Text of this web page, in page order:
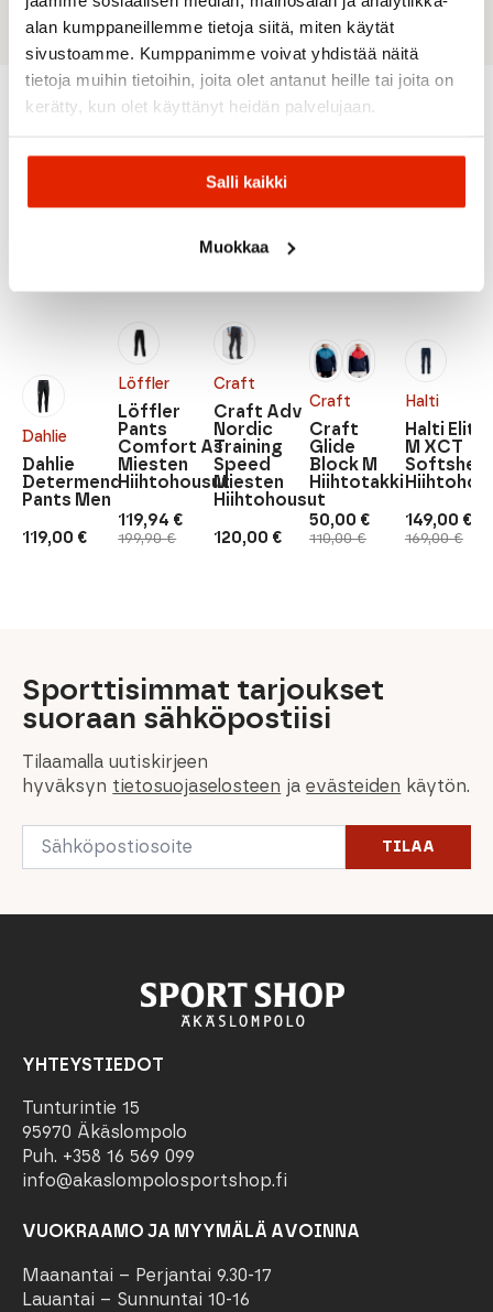
alan kumppaneillemme tietoja siitä, miten käytät
sivustoamme. Kumppanimme voivat yhdistää näitä
tietoja muihin tietoihin, joita olet antanut heille tai joita on
kerätty, kun olet käyttänyt heidän palvelujaan.
Salli kaikki
Muokkaa
Suositeltua sinulle
Dahlie
119,00 €
Dahlie
Determend
Pants Men
Löffler
199,90€
Alkuperäinen
hinta
119,94 €
Nykyinen
hinta
Löffler
Pants
Comfort As
Miesten
Hiihtohousut
Craft
120,00 €
Craft Adv
Nordic
Training
Speed
Miesten
Hiihtohousut
Craft
110,00€
Alkuperäinen
hinta
50,00 €
Nykyinen
hinta
Craft
Glide
Block M
Hiihtotakki
Halti
169,00€
hinta
149,00 €
Nykyinen
hinta
Halti
M XCT
Softshell
Sporttisimmat tarjoukset
suoraan sähköpostiisi
Tilaamalla uutiskirjeen
hyväksyn tietosuojaselosteen jaevästeiden käytön.
Email
TILAA
YHTEYSTIEDOT
Tunturintie 15
95970 Äkäslompolo
Puh. +358 16 569 099
info@akaslompolosportshop.fi
VUOKRAAMO JA MYYMÄLÄ AVOINNA
Maanantai – Perjantai 9.30-17
Lauantai – Sunnuntai 10-16